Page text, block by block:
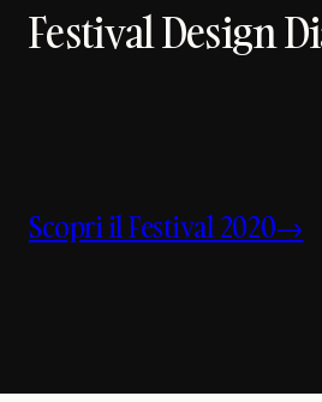
Festival Design
Scopri il Festival 2020→